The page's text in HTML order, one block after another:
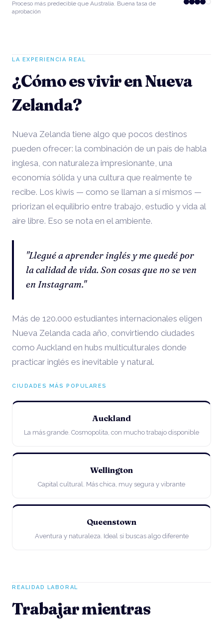
Proceso más predecible que Australia. Buena tasa de
aprobación
LA EXPERIENCIA REAL
¿Cómo es vivir en Nueva
Zelanda?
Nueva Zelanda tiene algo que pocos destinos
pueden ofrecer: la combinación de un país de habla
inglesa, con naturaleza impresionante, una
economía sólida y una cultura que realmente te
recibe. Los kiwis — como se llaman a sí mismos —
priorizan el equilibrio entre trabajo, estudio y vida al
aire libre. Eso se nota en el ambiente.
"Llegué a aprender inglés y me quedé por
la calidad de vida. Son cosas que no se ven
en Instagram."
Más de 120.000 estudiantes internacionales eligen
Nueva Zelanda cada año, convirtiendo ciudades
como Auckland en hubs multiculturales donde
practicar inglés es inevitable y natural.
CIUDADES MÁS POPULARES
Auckland
La más grande. Cosmopolita, con mucho trabajo disponible
Wellington
Capital cultural. Más chica, muy segura y vibrante
Queenstown
Aventura y naturaleza. Ideal si buscas algo diferente
REALIDAD LABORAL
Trabajar mientras